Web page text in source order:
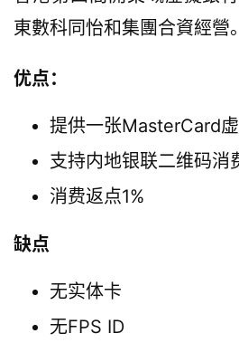
東數科同怡和集團合資經營。
优点：
提供一张MasterCard
支持内地银联二维码消
消费返点1%
缺点
无实体卡
无FPS ID